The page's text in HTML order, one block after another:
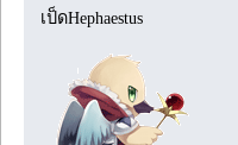
เป็ดHephaestus